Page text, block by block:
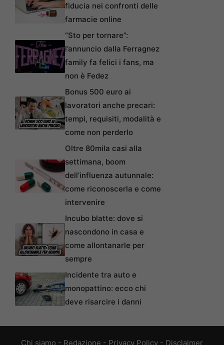
fiducia nei confronti delle
farmacie online
“Sto per tornare”:
l’annuncio dalla Ferragnez
family fa felici i fans, ma
non è Fedez
Bonus 500 euro ai
lavoratori anche precari:
tempi, requisiti, modalità e
come non perderlo
Oltre 80mila casi alla
settimana, boom
dell’influenza autunnale:
come riconoscerla e come
intervenire
Incubo blatte: dove si
nascondono in casa e
come allontanarle per
sempre
Incidente tra auto e
monopattino: ecco chi
deve risarcire i danni
Chi siamo - Redazione - Privacy Policy - Disclaimer